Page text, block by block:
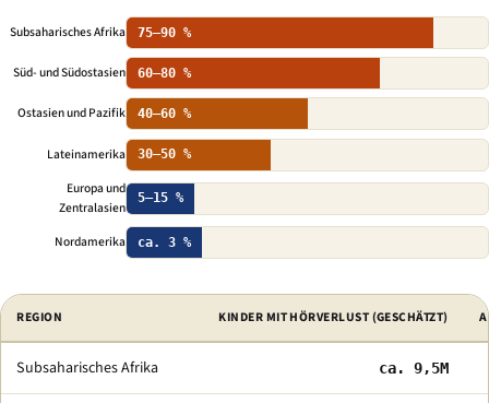
Subsaharisches Afrika 75–90 %
Süd- und Südostasien 60–80 %
Ostasien und Pazifik 40–60 %
Lateinamerika 30–50 %
Europa und
Zentralasien
5–15 %
Nordamerika ca. 3 %
Ausgewählte Indikatoren des Zugangs zur Gehörlosenbildung nach Region.
REGION KINDER MIT HÖRVERLUST (GESCHÄTZT)
Subsaharisches Afrika ca. 9,5M